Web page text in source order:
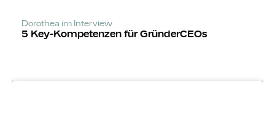
Dorothea im Interview
5 Key-Kompeten­zen für GründerCEOs